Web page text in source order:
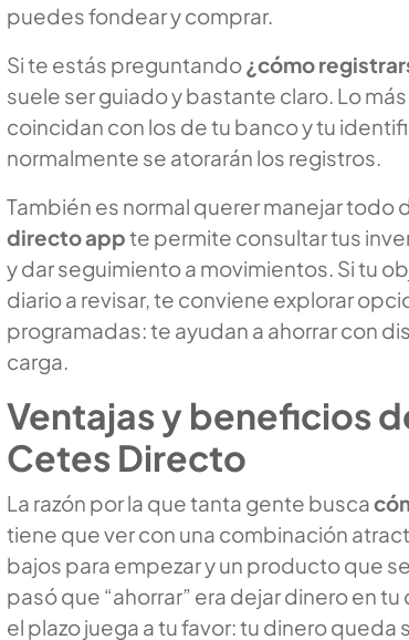
puedes fondear y comprar.
Si te estás preguntando¿cómo
suele ser guiado y bastante claro. Lo
coincidan con los de tu banco y tu
normalmente se atorarán los registros.
También es normal querer manejar todo
directo appte permite consultar tus
y dar seguimiento a movimientos. Si tu
diario a revisar, te conviene explorar
programadas: te ayudan a ahorrar con
carga.
Ventajas y beneficios
Cetes Directo
La razón por la que tanta gente busca
tiene que ver con una combinación
bajos para empezar y un producto que
pasó que “ahorrar” era dejar dinero en
el plazo juega a tu favor: tu dinero